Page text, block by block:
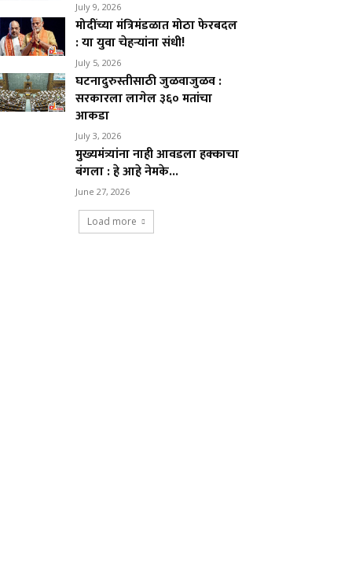
July 9, 2026
मोदींच्या मंत्रिमंडळात मोठा फेरबदल
: या युवा चेहऱ्यांना संधी!
July 5, 2026
घटनादुरुस्तीसाठी जुळवाजुळव :
सरकारला लागेल ३६० मतांचा
आकडा
July 3, 2026
मुख्यमंत्र्यांना नाही आवडला हक्काचा
बंगला : हे आहे नेमके...
June 27, 2026
Load more